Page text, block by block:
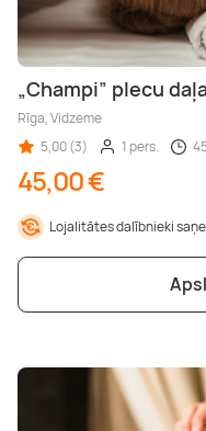
„Champi” plecu
Rīga, Vidzeme
5,00 (3)
1 pers.
45,00 €
Lojalitātes dalībnieki